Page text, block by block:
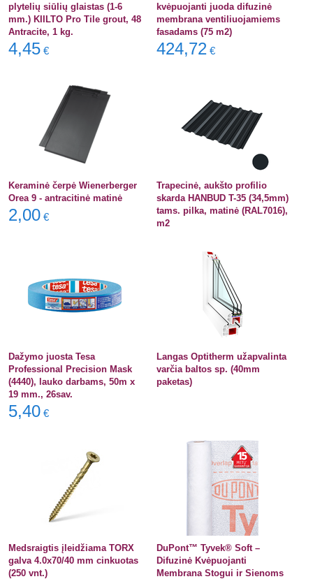
plytelių siūlių glaistas (1-6
mm.) KIILTO Pro Tile grout, 48
Antracite, 1 kg.
4,45 €
kvėpuojanti juoda difuzinė
membrana ventiliuojamiems
fasadams (75 m2)
424,72 €
Keraminė čerpė Wienerberger
Orea 9 - antracitinė matinė
2,00 €
Trapecinė, aukšto profilio
skarda HANBUD T-35 (34,5mm)
tams. pilka, matinė (RAL7016),
m2
Dažymo juosta Tesa
Professional Precision Mask
(4440), lauko darbams, 50m x
19 mm., 26sav.
5,40 €
Langas Optitherm užapvalinta
varčia baltos sp. (40mm
paketas)
Medsraigtis įleidžiama TORX
galva 4.0x70/40 mm cinkuotas
(250 vnt.)
DuPont™ Tyvek® Soft –
Difuzinė Kvėpuojanti
Membrana Stogui ir Sienoms